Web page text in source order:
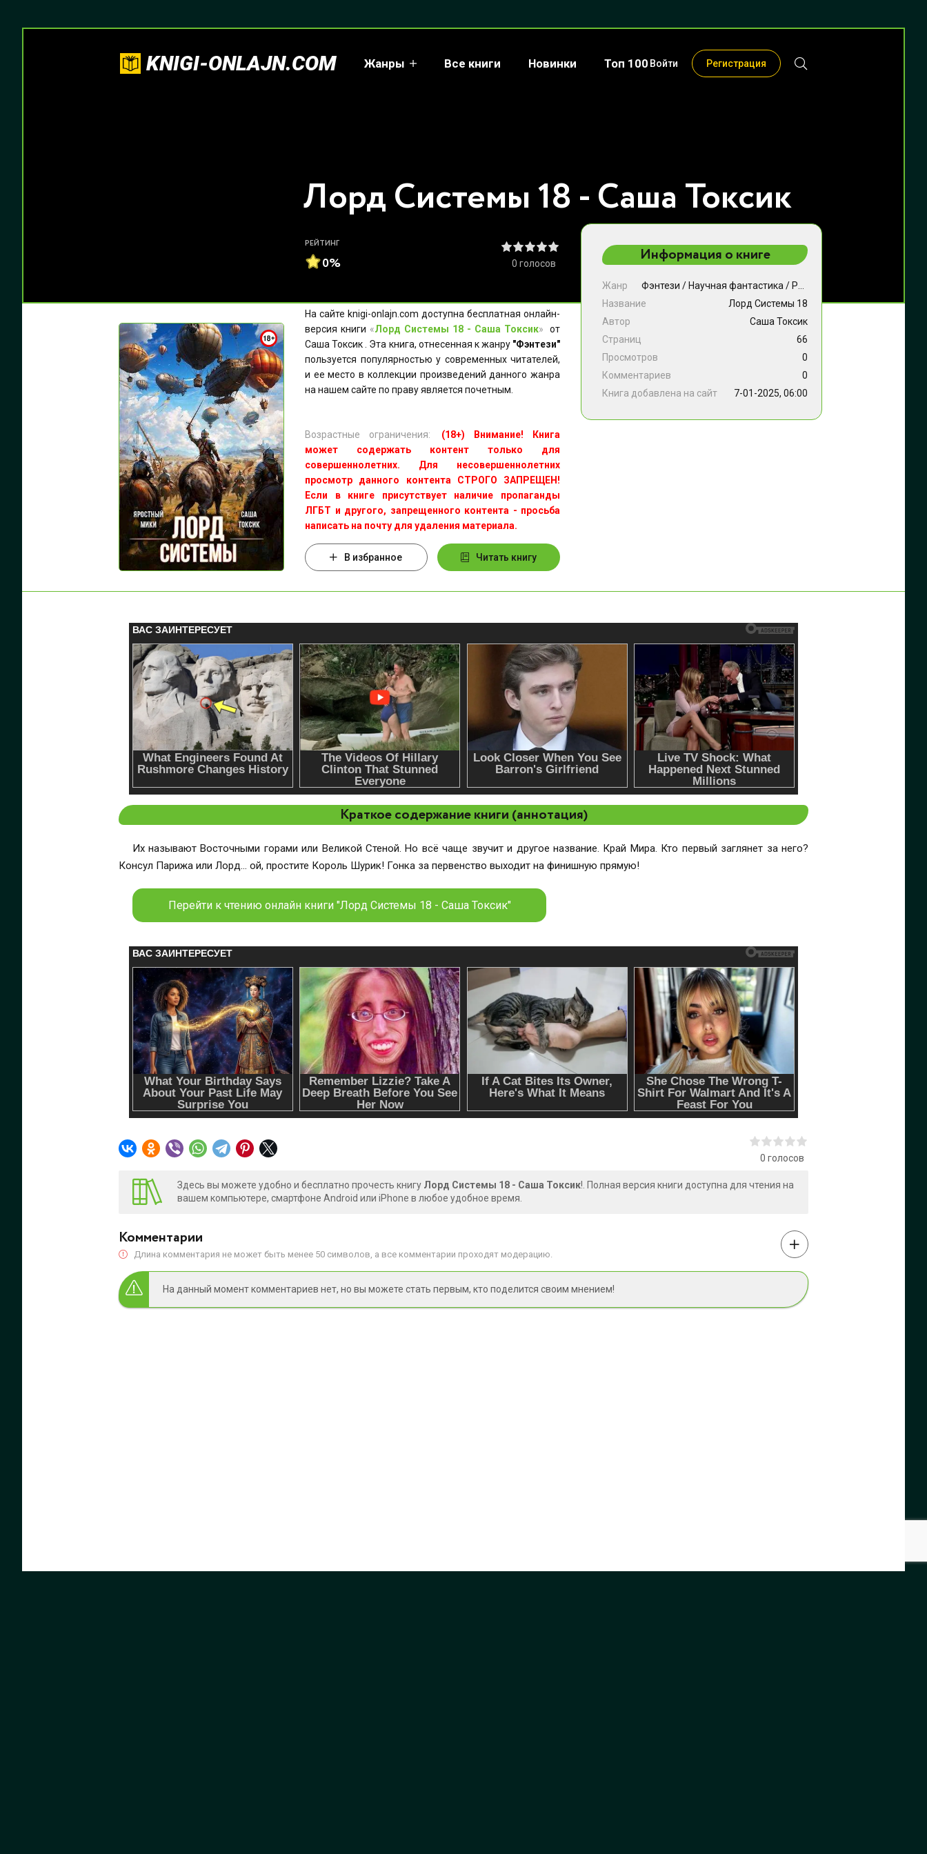
KNIGI-ONLAJN.COM Жанры Все книги Новинки Топ 100 Войти Регистрация
Лорд Системы 18 - Саша Токсик
РЕЙТИНГ
0% 0 голосов
На сайте knigi-onlajn.com доступна бесплатная онлайн-
версия книги «Лорд Системы 18 - Саша Токсик»
от
Саша Токсик . Эта книга, отнесенная к жанру "Фэнтези"
пользуется популярностью у современных читателей,
и ее место в коллекции произведений данного жанра
на нашем сайте по праву является почетным.
Возрастные ограничения:
(18+) Внимание! Книга
может содержать контент только для
совершеннолетних. Для несовершеннолетних
просмотр данного контента СТРОГО ЗАПРЕЩЕН!
Если в книге присутствует наличие пропаганды
ЛГБТ и другого, запрещенного контента - просьба
написать на почту для удаления материала.
В избранное Читать книгу
Информация о книге
Жанр Фэнтези / Научная фантастика / Разная литература
Название
Лорд Системы 18
Автор
Саша Токсик
Страниц
66
Просмотров
0
Комментариев
0
Книга добавлена на сайт
7-01-2025, 06:00
Краткое содержание книги (аннотация)
Их называют Восточными горами или Великой Стеной. Но всё чаще звучит и другое название. Край Мира. Кто первый заглянет за него?
Консул Парижа или Лорд… ой, простите Король Шурик! Гонка за первенство выходит на финишную прямую!
Перейти к чтению онлайн книги "Лорд Системы 18 - Саша Токсик"
0 голосов
Здесь вы можете удобно и бесплатно прочесть книгу Лорд Системы 18 - Саша Токсик!. Полная версия книги доступна для чтения на
вашем компьютере, смартфоне Android или iPhone в любое удобное время.
Комментарии
Длина комментария не может быть менее 50 символов, а все комментарии проходят модерацию.
На данный момент комментариев нет, но вы можете стать первым, кто поделится своим мнением!